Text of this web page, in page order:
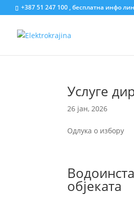
+387 51 247 100 , бесплатна инфо
Услуге
26 јан, 2026
Одлука о избору
објеката